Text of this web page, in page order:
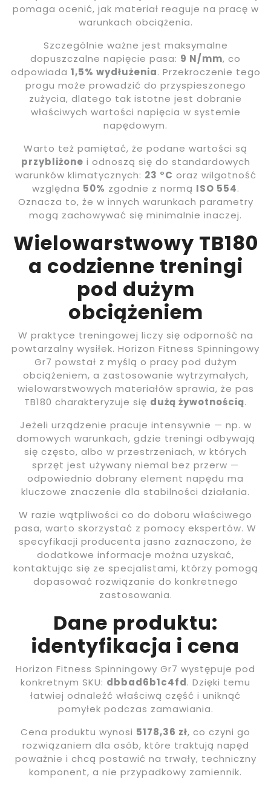
pomaga ocenić, jak materiał reaguje na pracę w
warunkach obciążenia.
Szczególnie ważne jest maksymalne
dopuszczalne napięcie pasa: 9 N/mm, co
odpowiada 1,5% wydłużenia. Przekroczenie tego
progu może prowadzić do przyspieszonego
zużycia, dlatego tak istotne jest dobranie
właściwych wartości napięcia w systemie
napędowym.
Warto też pamiętać, że podane wartości są
przybliżone i odnoszą się do standardowych
warunków klimatycznych: 23 °C oraz wilgotność
względna 50% zgodnie z normą ISO 554.
Oznacza to, że w innych warunkach parametry
mogą zachowywać się minimalnie inaczej.
Wielowarstwowy TB180
a codzienne treningi
pod dużym
obciążeniem
W praktyce treningowej liczy się odporność na
powtarzalny wysiłek. Horizon Fitness Spinningowy
Gr7 powstał z myślą o pracy pod dużym
obciążeniem, a zastosowanie wytrzymałych,
wielowarstwowych materiałów sprawia, że pas
TB180 charakteryzuje się dużą żywotnością.
Jeżeli urządzenie pracuje intensywnie — np. w
domowych warunkach, gdzie treningi odbywają
się często, albo w przestrzeniach, w których
sprzęt jest używany niemal bez przerw —
odpowiednio dobrany element napędu ma
kluczowe znaczenie dla stabilności działania.
W razie wątpliwości co do doboru właściwego
pasa, warto skorzystać z pomocy ekspertów. W
specyfikacji producenta jasno zaznaczono, że
dodatkowe informacje można uzyskać,
kontaktując się ze specjalistami, którzy pomogą
dopasować rozwiązanie do konkretnego
zastosowania.
Dane produktu:
identyfikacja i cena
Horizon Fitness Spinningowy Gr7 występuje pod
konkretnym SKU: dbbad6b1c4fd. Dzięki temu
łatwiej odnaleźć właściwą część i uniknąć
pomyłek podczas zamawiania.
Cena produktu wynosi 5178,36 zł, co czyni go
rozwiązaniem dla osób, które traktują napęd
poważnie i chcą postawić na trwały, techniczny
komponent, a nie przypadkowy zamiennik.